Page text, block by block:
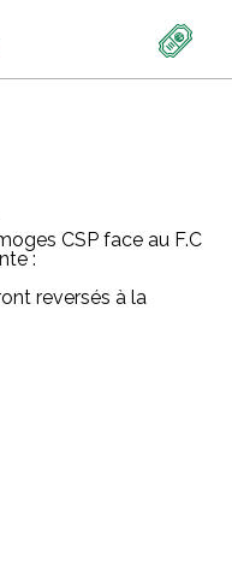
CSP face au F.C
:
reversés à la